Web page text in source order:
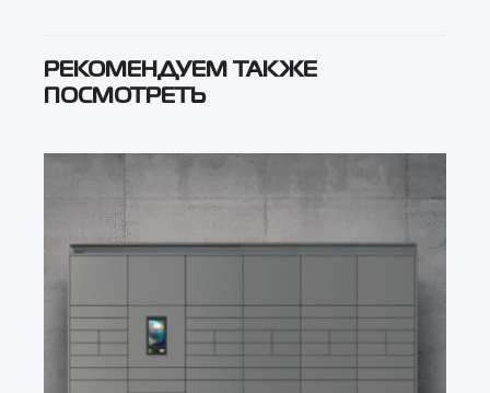
РЕКОМЕНДУЕМ ТАКЖЕ
ПОСМОТРЕТЬ